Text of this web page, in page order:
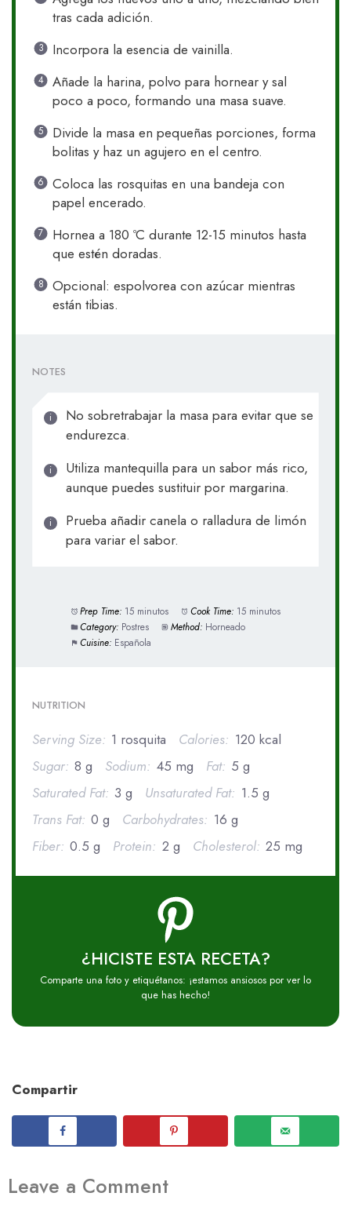
tras cada adición.
Incorpora la esencia de vainilla.
Añade la harina, polvo para hornear y sal
poco a poco, formando una masa suave.
Divide la masa en pequeñas porciones, forma
bolitas y haz un agujero en el centro.
Coloca las rosquitas en una bandeja con
papel encerado.
Hornea a 180 ºC durante 12-15 minutos hasta
que estén doradas.
Opcional: espolvorea con azúcar mientras
están tibias.
NOTES
No sobretrabajar la masa para evitar que se
endurezca.
Utiliza mantequilla para un sabor más rico,
aunque puedes sustituir por margarina.
Prueba añadir canela o ralladura de limón
para variar el sabor.
Prep Time: 15 minutos Cook Time: 15 minutos
Category: Postres Method: Horneado
Cuisine: Española
NUTRITION
Serving Size: 1 rosquita Calories: 120 kcal
Sugar: 8 g Sodium: 45 mg Fat: 5 g
Saturated Fat: 3 g Unsaturated Fat: 1.5 g
Trans Fat: 0 g Carbohydrates: 16 g
Fiber: 0.5 g Protein: 2 g Cholesterol: 25 mg
¿HICISTE ESTA RECETA?
Comparte una foto y etiquétanos: ¡estamos ansiosos por ver lo
que has hecho!
Compartir
Leave a Comment